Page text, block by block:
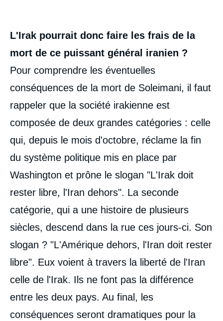
L'Irak pourrait donc faire les frais de la
mort de ce puissant général iranien ?
Pour comprendre les éventuelles
conséquences de la mort de Soleimani, il faut
rappeler que la société irakienne est
composée de deux grandes catégories : celle
qui, depuis le mois d'octobre, réclame la fin
du système politique mis en place par
Washington et prône le slogan "L'Irak doit
rester libre, l'Iran dehors". La seconde
catégorie, qui a une histoire de plusieurs
siècles, descend dans la rue ces jours-ci. Son
slogan ? "L'Amérique dehors, l'Iran doit rester
libre". Eux voient à travers la liberté de l'Iran
celle de l'Irak. Ils ne font pas la différence
entre les deux pays. Au final, les
conséquences seront dramatiques pour la